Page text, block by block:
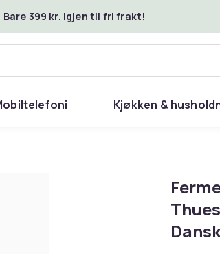
Bare 399 kr. igjen til fri frakt!
Kjøkken &
Dansk